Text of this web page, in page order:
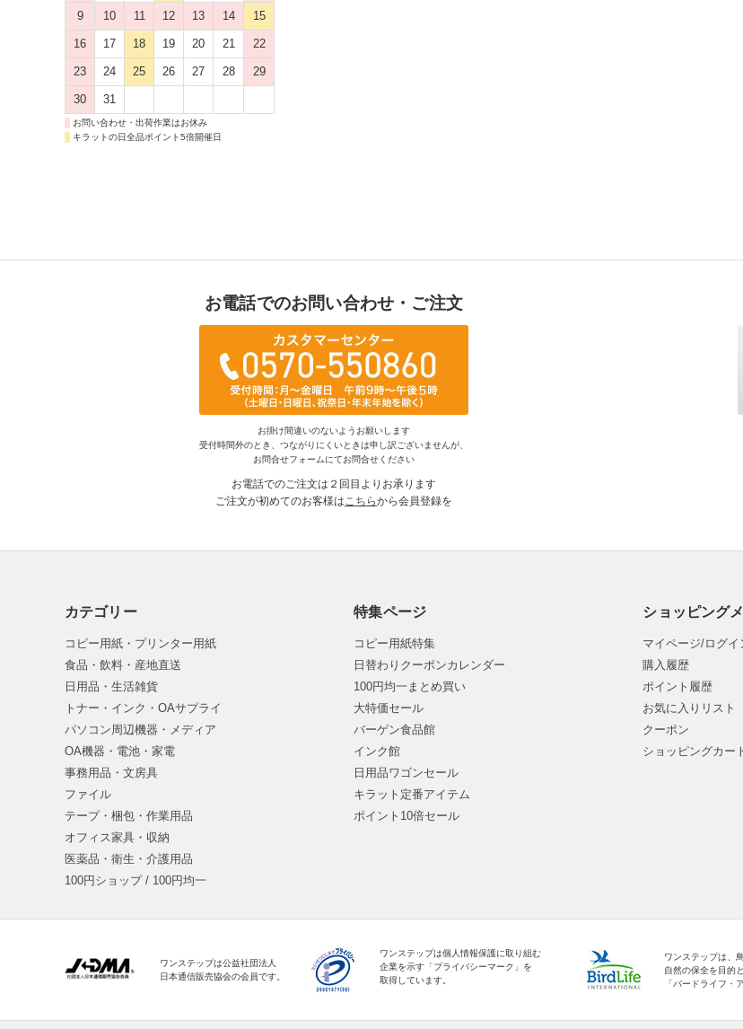
9 10 11 12 13 14 15
16 17 18 19 20 21 22
23 24 25 26 27 28 29
30 31
お問い合わせ・出荷作業はお休み
キラットの日全品ポイント5倍開催日
お電話でのお問い合わせ・ご注文
お掛け間違いのないようお願いします
受付時間外のとき、つながりにくいときは申し訳ございませんが、
お問合せフォームにてお問合せください
お電話でのご注文は２回目よりお承ります
ご注文が初めてのお客様はこちらから会員登録を
カテゴリー
コピー用紙・プリンター用紙
食品・飲料・産地直送
日用品・生活雑貨
トナー・インク・OAサプライ
パソコン周辺機器・メディア
OA機器・電池・家電
事務用品・文房具
ファイル
テープ・梱包・作業用品
オフィス家具・収納
医薬品・衛生・介護用品
100円ショップ / 100円均一
特集ページ
コピー用紙特集
日替わりクーポンカレンダー
100円均一まとめ買い
大特価セール
バーゲン食品館
インク館
日用品ワゴンセール
キラット定番アイテム
ポイント10倍セール
ショッピング
マイページ/ログイ
購入履歴
ポイント履歴
お気に入りリスト
クーポン
ショッピングカー
ワンステップは公益社団法人
日本通信販売協会の会員です。
ワンステップは個人情報保護に取り組む
企業を示す「プライバシーマーク」を
取得しています。
ワンステップは、
自然の保全を目的
「バードライフ・